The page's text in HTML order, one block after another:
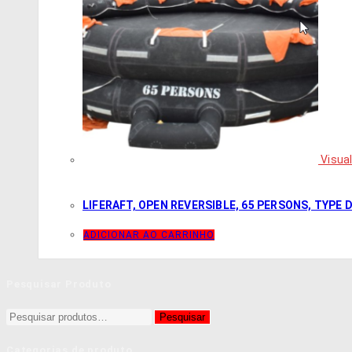
LIFERAFT, OPEN REVERSIBLE, 65 PERSONS, TYPE
ADICIONAR AO CARRINHO
Pesquisar
Pesquisar